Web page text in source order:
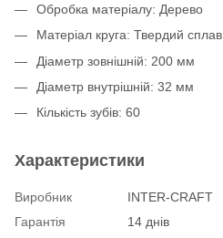
Обробка матеріалу: Дерево
Матеріал круга: Твердий сплав
Діаметр зовнішній: 200 мм
Діаметр внутрішній: 32 мм
Кількість зубів: 60
Характеристики
Виробник
INTER-CRAFT
Гарантія
14 днів